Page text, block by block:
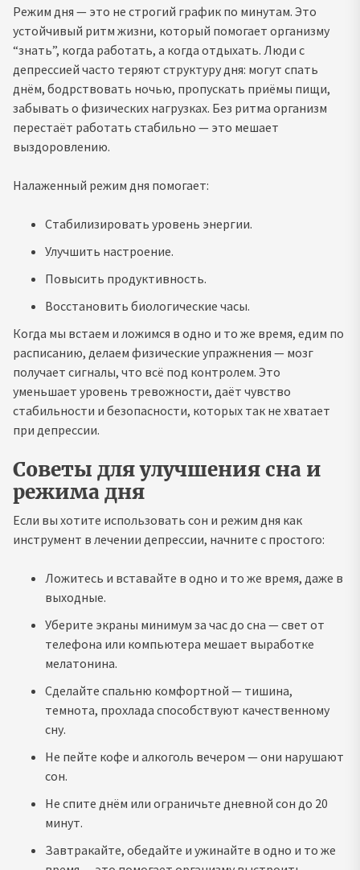
Режим дня — это не строгий график по минутам. Это
устойчивый ритм жизни, который помогает организму
“знать”, когда работать, а когда отдыхать. Люди с
депрессией часто теряют структуру дня: могут спать
днём, бодрствовать ночью, пропускать приёмы пищи,
забывать о физических нагрузках. Без ритма организм
перестаёт работать стабильно — это мешает
выздоровлению.
Налаженный режим дня помогает:
Стабилизировать уровень энергии.
Улучшить настроение.
Повысить продуктивность.
Восстановить биологические часы.
Когда мы встаем и ложимся в одно и то же время, едим по
расписанию, делаем физические упражнения — мозг
получает сигналы, что всё под контролем. Это
уменьшает уровень тревожности, даёт чувство
стабильности и безопасности, которых так не хватает
при депрессии.
Советы для улучшения сна и
режима дня
Если вы хотите использовать сон и режим дня как
инструмент в лечении депрессии, начните с простого:
Ложитесь и вставайте в одно и то же время, даже в
выходные.
Уберите экраны минимум за час до сна — свет от
телефона или компьютера мешает выработке
мелатонина.
Сделайте спальню комфортной — тишина,
темнота, прохлада способствуют качественному
сну.
Не пейте кофе и алкоголь вечером — они нарушают
сон.
Не спите днём или ограничьте дневной сон до 20
минут.
Завтракайте, обедайте и ужинайте в одно и то же